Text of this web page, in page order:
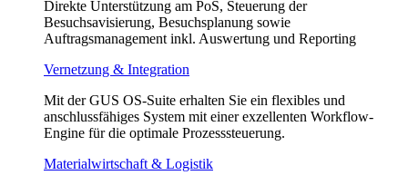
Direkte Unterstützung am PoS, Steuerung der
Besuchsavisierung, Besuchsplanung sowie
Auftragsmanagement inkl. Auswertung und Reporting
Vernetzung & Integration
Mit der GUS OS-Suite erhalten Sie ein flexibles und
anschlussfähiges System mit einer exzellenten Workflow-
Engine für die optimale Prozesssteuerung.
Materialwirtschaft & Logistik